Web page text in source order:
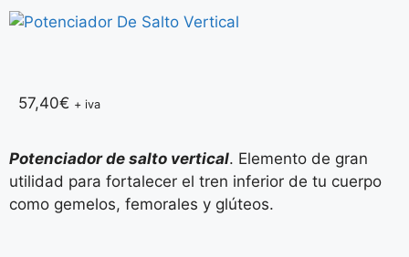
57,40€ + iva
Potenciador de salto vertical. Elemento de gran
utilidad para fortalecer el tren inferior de tu cuerpo
como gemelos, femorales y glúteos.